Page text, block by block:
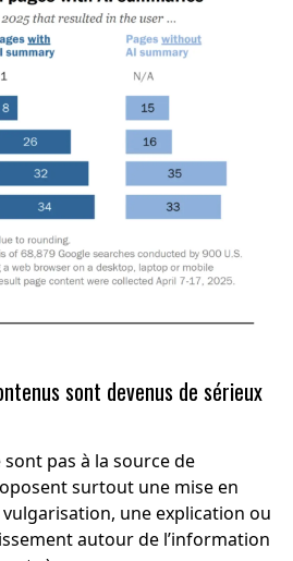
sont devenus de sérieux
pas à la source de
surtout une mise en
une explication ou
autour de l’information